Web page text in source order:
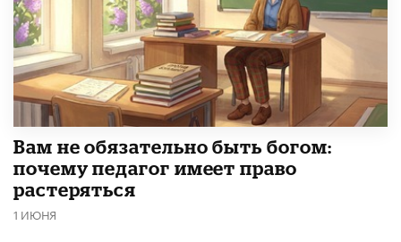
​Вам не обязательно быть богом:
почему педагог имеет право
растеряться
1 ИЮНЯ